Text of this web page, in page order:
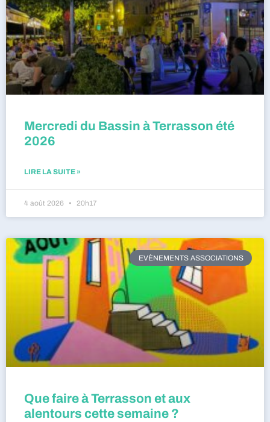
Mercredi du Bassin à Terrasson été
2026
LIRE LA SUITE »
4 août 2026 20h17
EVÈNEMENTS ASSOCIATIONS
Que faire à Terrasson et aux
alentours cette semaine ?